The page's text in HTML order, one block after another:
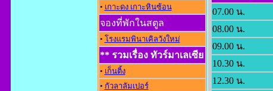
• เกาะดง เกาะหินซ้อน
จองที่พักในสตูล
• โรงแรมพินาเคิลวังใหม่
** รวมเรื่อง ทัวร์มาเลเซีย
• เก็นติ้ง
• กัวลาลัมเปอร์
07.00 น.
08.00 น.
09.00 น.
10.30 น.
12.30 น.